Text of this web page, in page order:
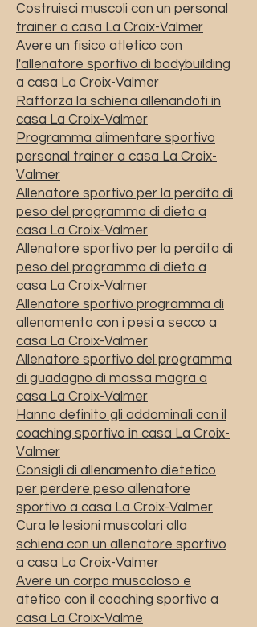
Costruisci muscoli con un personal
trainer a casa La Croix-Valmer
Avere un fisico atletico con
l'allenatore sportivo di bodybuilding
a casa La Croix-Valmer
Rafforza la schiena allenandoti in
casa La Croix-Valmer
Programma alimentare sportivo
personal trainer a casa La Croix-
Valmer
Allenatore sportivo per la perdita di
peso del programma di dieta a
casa La Croix-Valmer
Allenatore sportivo per la perdita di
peso del programma di dieta a
casa La Croix-Valmer
Allenatore sportivo programma di
allenamento con i pesi a secco a
casa La Croix-Valmer
Allenatore sportivo del programma
di guadagno di massa magra a
casa La Croix-Valmer
Hanno definito gli addominali con il
coaching sportivo in casa La Croix-
Valmer
Consigli di allenamento dietetico
per perdere peso allenatore
sportivo a casa La Croix-Valmer
Cura le lesioni muscolari alla
schiena con un allenatore sportivo
a casa La Croix-Valmer
Avere un corpo muscoloso e
atetico con il coaching sportivo a
casa La Croix-Valme